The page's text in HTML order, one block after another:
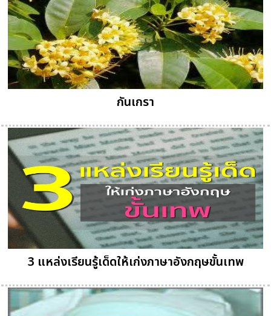
กันเกรา
3 แหล่งเรียนรู้เด็ดให้เก่งภาษาอังกฤษขั้นเทพ